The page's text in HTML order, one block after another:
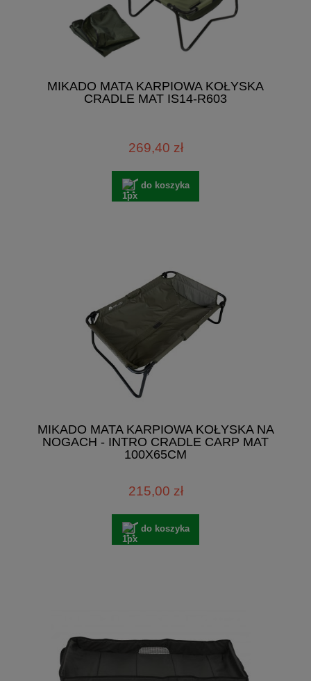
MIKADO MATA KARPIOWA KOŁYSKA
CRADLE MAT IS14-R603
269,40 zł
do koszyka
MIKADO MATA KARPIOWA KOŁYSKA NA
NOGACH - INTRO CRADLE CARP MAT
100X65CM
215,00 zł
do koszyka